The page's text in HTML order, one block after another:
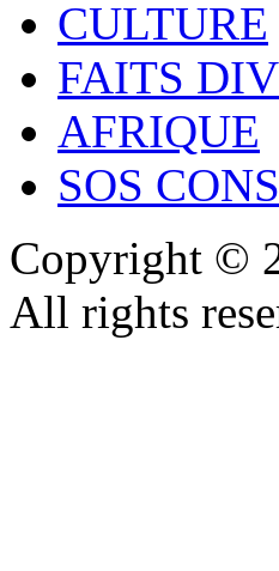
CULTURE
FAITS
AFRIQUE
SOS
Copyright ©
All rights